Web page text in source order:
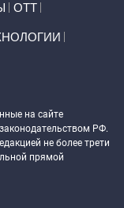
ОТТ
на сайте
РФ.
не более трети
прямой